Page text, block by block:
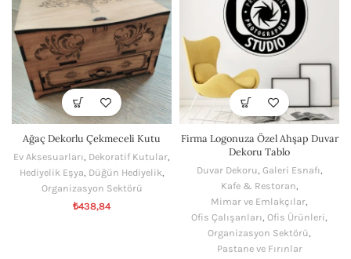
Ağaç Dekorlu Çekmeceli Kutu
Ev Aksesuarları, Dekoratif Kutular,
Hediyelik Eşya, Düğün Hediyelik,
Organizasyon Sektörü
₺438,84
Firma Logonuza Özel Ahşap Duvar
Dekoru Tablo
Duvar Dekoru, Galeri Esnafı,
Kafe & Restoran,
Mimar ve Emlakçılar,
Ofis Çalışanları, Ofis Ürünleri,
Organizasyon Sektörü,
Pastane ve Fırınlar